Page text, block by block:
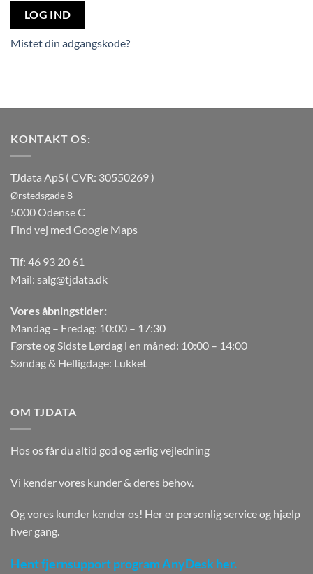
LOG IND
Mistet din adgangskode?
KONTAKT OS:
TJdata ApS ( CVR: 30550269 )
Ørstedsgade 8
5000 Odense C
Find vej med Google Maps
Tlf: 46 93 20 61
Mail: salg@tjdata.dk
Vores åbningstider:
Mandag – Fredag: 10:00 – 17:30
Første og Sidste Lørdag i en måned: 10:00 – 14:00
Søndag & Helligdage: Lukket
OM TJDATA
Hos os får du altid god og ærlig vejledning
Vi kender vores kunder & deres behov.
Og vores kunder kender os! Her er personlig service og hjælp
hver gang.
Hent fjernsupport program AnyDesk her.